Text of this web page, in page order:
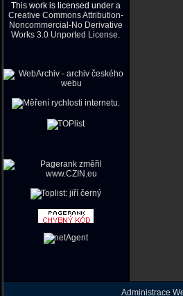
This work is licensed under a
Creative Commons Attribution-
Noncommercial-No Derivative
Works 3.0 Unported License.
Administrace